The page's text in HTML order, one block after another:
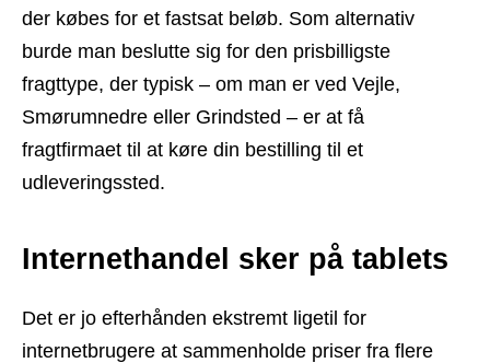
der købes for et fastsat beløb. Som alternativ
burde man beslutte sig for den prisbilligste
fragttype, der typisk – om man er ved Vejle,
Smørumnedre eller Grindsted – er at få
fragtfirmaet til at køre din bestilling til et
udleveringssted.
Internethandel sker på tablets
Det er jo efterhånden ekstremt ligetil for
internetbrugere at sammenholde priser fra flere